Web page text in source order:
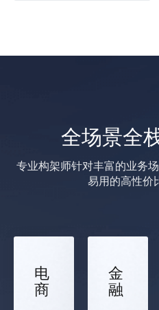
全场景全
专业构架师针对丰富的业务
易用的高性价
电
商
金
融